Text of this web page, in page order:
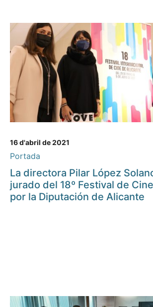
16 d'abril de 2021
Portada
La directora Pilar López
jurado del 18º Festival de
por la Diputación de Alicante